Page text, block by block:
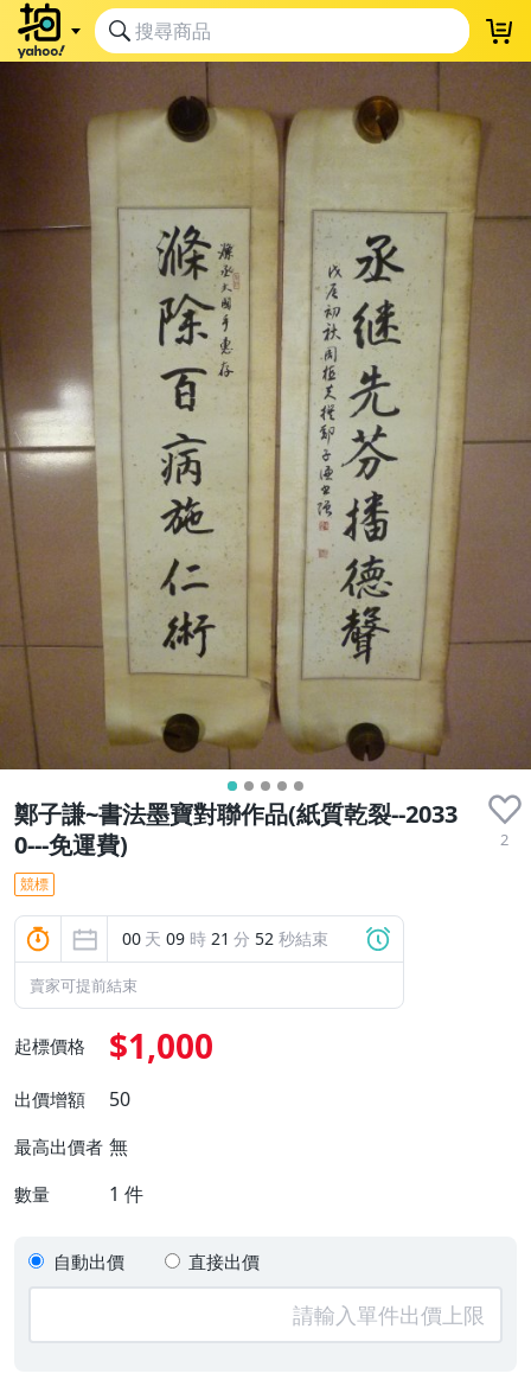
鄭子謙~書法墨寶對聯作品(紙質乾裂--2033
0---免運費)
2
競標
00 天 09 時 21 分 50 秒結束
賣家可提前結束
起標價格 $1,000
出價增額 50
最高出價者 無
數量 1 件
自動出價 直接出價